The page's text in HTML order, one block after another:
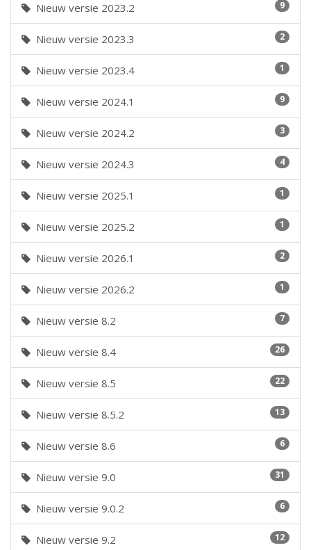
9
Nieuw versie 2023.2
2
Nieuw versie 2023.3
1
Nieuw versie 2023.4
9
Nieuw versie 2024.1
3
Nieuw versie 2024.2
4
Nieuw versie 2024.3
1
Nieuw versie 2025.1
1
Nieuw versie 2025.2
2
Nieuw versie 2026.1
1
Nieuw versie 2026.2
7
Nieuw versie 8.2
26
Nieuw versie 8.4
22
Nieuw versie 8.5
13
Nieuw versie 8.5.2
6
Nieuw versie 8.6
31
Nieuw versie 9.0
6
Nieuw versie 9.0.2
12
Nieuw versie 9.2